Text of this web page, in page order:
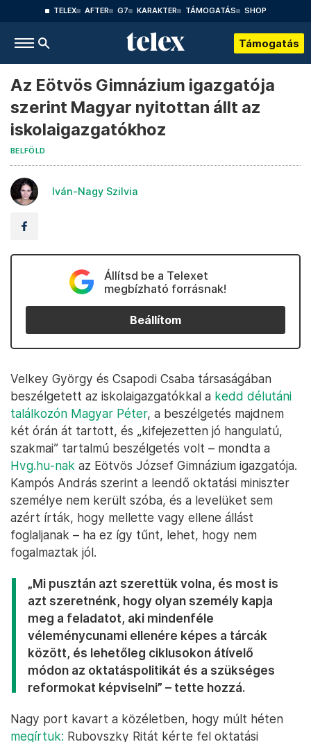
TELEX AFTER G7 KARAKTER TÁMOGATÁS SHOP
Támogatás
Az Eötvös Gimnázium igazgatója
szerint Magyar nyitottan állt az
iskolaigazgatókhoz
BELFÖLD
Iván-Nagy Szilvia
Állítsd be a Telexet
megbízható forrásnak!
Beállítom
Velkey György és Csapodi Csaba társaságában
beszélgetett az iskolaigazgatókkal a kedd délutáni
találkozón Magyar Péter, a beszélgetés majdnem
két órán át tartott, és „kifejezetten jó hangulatú,
szakmai” tartalmú beszélgetés volt – mondta a
Hvg.hu-nak az Eötvös József Gimnázium igazgatója.
Kampós András szerint a leendő oktatási miniszter
személye nem került szóba, és a levelüket sem
azért írták, hogy mellette vagy ellene állást
foglaljanak – ha ez így tűnt, lehet, hogy nem
fogalmaztak jól.
„Mi pusztán azt szerettük volna, és most is
azt szeretnénk, hogy olyan személy kapja
meg a feladatot, aki mindenféle
véleménycunami ellenére képes a tárcák
között, és lehetőleg ciklusokon átívelő
módon az oktatáspolitikát és a szükséges
reformokat képviselni” – tette hozzá.
Nagy port kavart a közéletben, hogy múlt héten
megírtuk: Rubovszky Ritát kérte fel oktatási